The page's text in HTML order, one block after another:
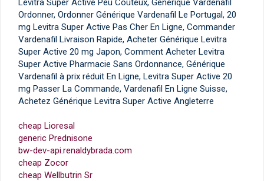
Levitra Super Active Peu Coûteux, Générique Vardenafil
Ordonner, Ordonner Générique Vardenafil Le Portugal, 20
mg Levitra Super Active Pas Cher En Ligne, Commander
Vardenafil Livraison Rapide, Acheter Générique Levitra
Super Active 20 mg Japon, Comment Acheter Levitra
Super Active Pharmacie Sans Ordonnance, Générique
Vardenafil à prix réduit En Ligne, Levitra Super Active 20
mg Passer La Commande, Vardenafil En Ligne Suisse,
Achetez Générique Levitra Super Active Angleterre
cheap Lioresal
generic Prednisone
bw-dev-api.renaldybrada.com
cheap Zocor
cheap Wellbutrin Sr